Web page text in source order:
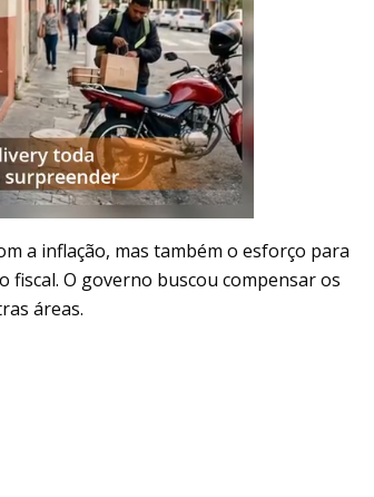
a inflação, mas também o esforço para
O governo buscou compensar os
áreas.